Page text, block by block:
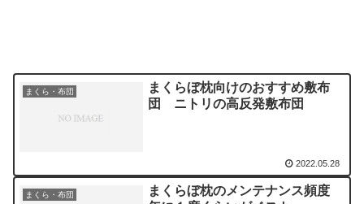
まくら・布団
まくらぼ枕向けのおすすめ敷布
団 ニトリの高反発敷布団
2022.05.28
まくら・布団
まくらぼ枕のメンテナンス頻度